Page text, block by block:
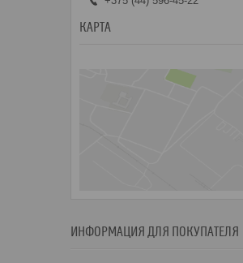
КАРТА
ИНФОРМАЦИЯ ДЛЯ ПОКУПАТЕЛЯ